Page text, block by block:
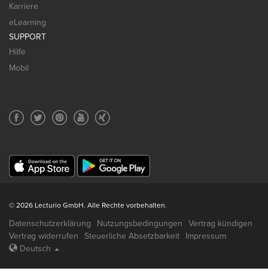
Karriere
eLearning
SUPPORT
Hilfe
Mobil
© 2026 Lecturio GmbH. Alle Rechte vorbehalten.
Datenschutzerklärung Nutzungsbedingungen
Vertrag kündigen
Vertrag widerrufen
Steuerliche Absetzbarkeit
Impressum
Deutsch